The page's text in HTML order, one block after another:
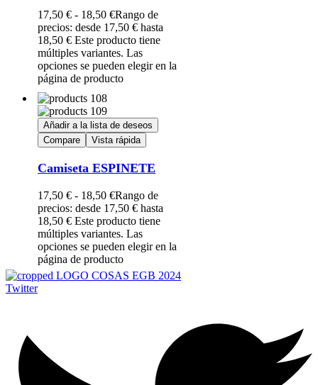
17,50 € - 18,50 €Rango de
precios: desde 17,50 € hasta
18,50 € Este producto tiene
múltiples variantes. Las
opciones se pueden elegir en la
página de producto
Añadir a la lista de deseos
Compare
Vista rápida
Camiseta ESPINETE
17,50 € - 18,50 €Rango de
precios: desde 17,50 € hasta
18,50 € Este producto tiene
múltiples variantes. Las
opciones se pueden elegir en la
página de producto
Twitter